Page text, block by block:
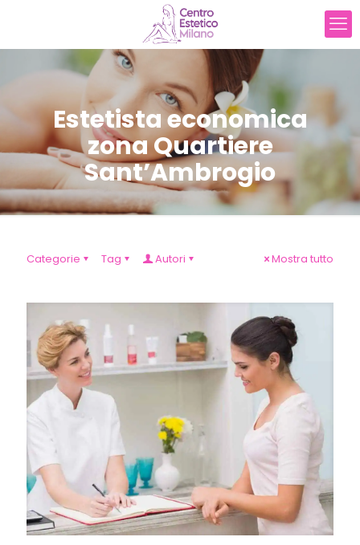
Estetista economica
zona Quartiere
Sant’Ambrogio
Categorie Tag Autori Mostra tutto